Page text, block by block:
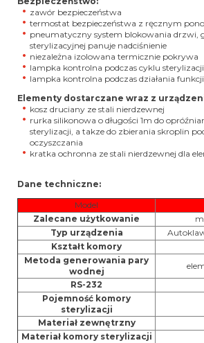
zawór bezpieczeństwa
termostat bezpieczeństwa z ręcznym
pneumatyczny system blokowania drzwi,
sterylizacyjnej panuje nadciśnienie
niezależna izolowana termicznie pokrywa
lampka kontrolna podczas cyklu sterylizacji
lampka kontrolna podczas działania
Elementy dostarczane wraz z
kosz druciany ze stali nierdzewnej
rurka silikonowa o długości 1m do
sterylizacji, a takze do zbierania skroplin
oczyszczania
kratka ochronna ze stali nierdzewnej dla
Dane techniczne:
Model
Zalecane użytkowanie
Typ urządzenia
Kształt komory
Metoda generowania pary
wodnej
RS-232
Pojemność komory
sterylizacji
Materiał zewnętrzny
Materiał komory sterylizacji